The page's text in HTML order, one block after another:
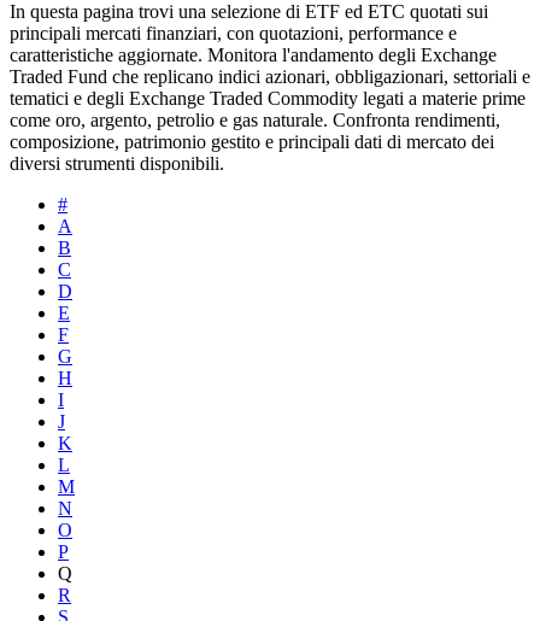
In questa pagina trovi una selezione di ETF ed ETC quotati sui
principali mercati finanziari, con quotazioni, performance e
caratteristiche aggiornate. Monitora l'andamento degli Exchange
Traded Fund che replicano indici azionari, obbligazionari, settoriali e
tematici e degli Exchange Traded Commodity legati a materie prime
come oro, argento, petrolio e gas naturale. Confronta rendimenti,
composizione, patrimonio gestito e principali dati di mercato dei
diversi strumenti disponibili.
#
A
B
C
D
E
F
G
H
I
J
K
L
M
N
O
P
Q
R